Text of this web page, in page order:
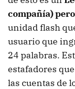
compañía)
unidad flash
usuario que
24 palabras.
estafadores
las cuentas de